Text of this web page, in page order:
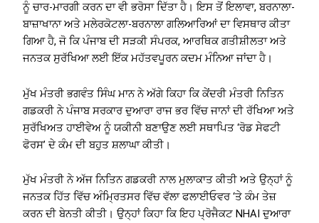
ਨੂੰ ਚਾਰ-ਮਾਰਗੀ ਕਰਨ ਦਾ ਵੀ ਭਰੋਸਾ ਦਿੱਤਾ ਹੈ। ਇਸ ਤੋਂ ਇਲਾਵਾ, ਬਰਨਾਲਾ-
ਬਾਜ਼ਾਖਾਨਾ ਅਤੇ ਮਲੇਰਕੋਟਲਾ-ਬਰਨਾਲਾ ਗਲਿਆਰਿਆਂ ਦਾ ਵਿਸਥਾਰ ਕੀਤਾ
ਗਿਆ ਹੈ, ਜੋ ਕਿ ਪੰਜਾਬ ਦੀ ਸੜਕੀ ਸੰਪਰਕ, ਆਰਥਿਕ ਗਤੀਸ਼ੀਲਤਾ ਅਤੇ
ਜਨਤਕ ਸੁਰੱਖਿਆ ਲਈ ਇੱਕ ਮਹੱਤਵਪੂਰਨ ਕਦਮ ਮੰਨਿਆ ਜਾਂਦਾ ਹੈ।
ਮੁੱਖ ਮੰਤਰੀ ਭਗਵੰਤ ਸਿੰਘ ਮਾਨ ਨੇ ਅੱਗੇ ਕਿਹਾ ਕਿ ਕੇਂਦਰੀ ਮੰਤਰੀ ਨਿਤਿਨ
ਗਡਕਰੀ ਨੇ ਪੰਜਾਬ ਸਰਕਾਰ ਦੁਆਰਾ ਰਾਜ ਭਰ ਵਿੱਚ ਜਾਨਾਂ ਦੀ ਰੱਖਿਆ ਅਤੇ
ਸੁਰੱਖਿਅਤ ਹਾਈਵੇਅ ਨੂੰ ਯਕੀਨੀ ਬਣਾਉਣ ਲਈ ਸਥਾਪਿਤ ‘ਰੋਡ ਸੇਫਟੀ
ਫੋਰਸ’ ਦੇ ਕੰਮ ਦੀ ਬਹੁਤ ਸ਼ਲਾਘਾ ਕੀਤੀ।
ਮੁੱਖ ਮੰਤਰੀ ਨੇ ਅੱਜ ਨਿਤਿਨ ਗਡਕਰੀ ਨਾਲ ਮੁਲਾਕਾਤ ਕੀਤੀ ਅਤੇ ਉਨ੍ਹਾਂ ਨੂੰ
ਜਨਤਕ ਹਿੱਤ ਵਿੱਚ ਅੰਮ੍ਰਿਤਸਰ ਵਿੱਚ ਵੱਲਾ ਫਲਾਈਓਵਰ ‘ਤੇ ਕੰਮ ਤੇਜ਼
ਕਰਨ ਦੀ ਬੇਨਤੀ ਕੀਤੀ। ਉਨ੍ਹਾਂ ਕਿਹਾ ਕਿ ਇਹ ਪ੍ਰੋਜੈਕਟ NHAI ਦੁਆਰਾ